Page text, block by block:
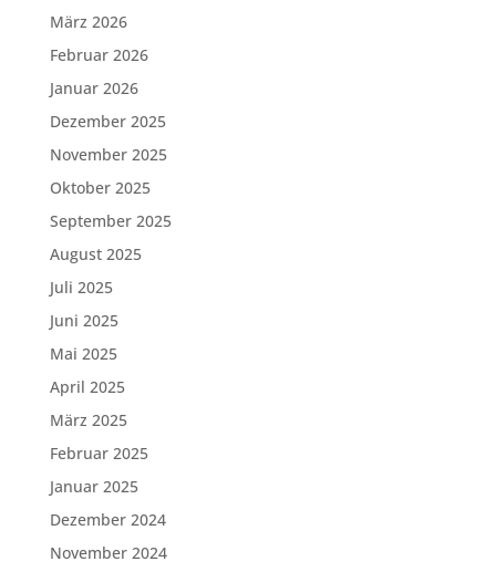
März 2026
Februar 2026
Januar 2026
Dezember 2025
November 2025
Oktober 2025
September 2025
August 2025
Juli 2025
Juni 2025
Mai 2025
April 2025
März 2025
Februar 2025
Januar 2025
Dezember 2024
November 2024